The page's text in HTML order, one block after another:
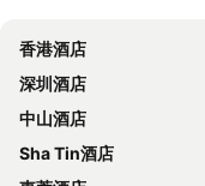
香港酒店
深圳酒店
中山酒店
Sha Tin酒店